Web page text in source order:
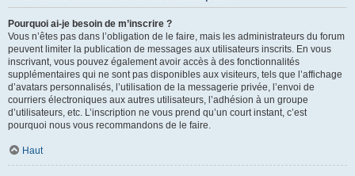
Pourquoi ai-je besoin de m’inscrire ?
Vous n’êtes pas dans l’obligation de le faire, mais les administrateurs du forum
peuvent limiter la publication de messages aux utilisateurs inscrits. En vous
inscrivant, vous pouvez également avoir accès à des fonctionnalités
supplémentaires qui ne sont pas disponibles aux visiteurs, tels que l’affichage
d’avatars personnalisés, l’utilisation de la messagerie privée, l’envoi de
courriers électroniques aux autres utilisateurs, l’adhésion à un groupe
d’utilisateurs, etc. L’inscription ne vous prend qu’un court instant, c’est
pourquoi nous vous recommandons de le faire.
Haut